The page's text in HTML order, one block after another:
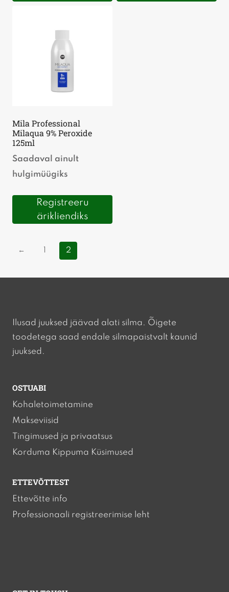
Mila Professional
Milaqua 9% Peroxide
125ml
Saadaval ainult
hulgimüügiks
Registreeru
ärikliendiks
← 2
Ilusad juuksed jäävad alati silma. Õigete
toodetega saad endale silmapaistvalt kaunid
juuksed.
OSTUABI
Kohaletoimetamine
Makseviisid
Tingimused ja privaatsus
Korduma Kippuma Küsimused
ETTEVÕTTEST
Ettevõtte info
Professionaali registreerimise leht